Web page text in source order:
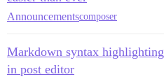
Announcementscomposer
Markdown syntax highlighting
in post editor